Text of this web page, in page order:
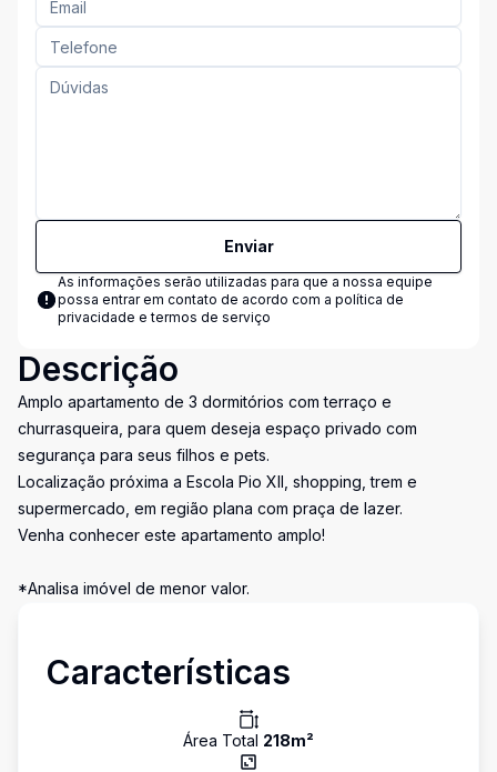
Enviar
As informações serão utilizadas para que a nossa equipe
possa entrar em contato de acordo com a política de
privacidade e termos de serviço
Descrição
Amplo apartamento de 3 dormitórios com terraço e
churrasqueira, para quem deseja espaço privado com
segurança para seus filhos e pets.
Localização próxima a Escola Pio XII, shopping, trem e
supermercado, em região plana com praça de lazer.
Venha conhecer este apartamento amplo!
*Analisa imóvel de menor valor.
Características
Área Total 218m²